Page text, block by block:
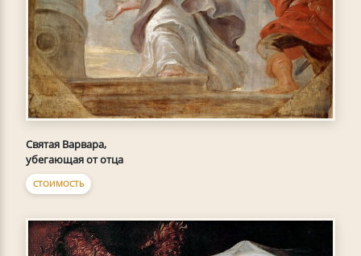
Святая Варвара,
убегающая от отца
СТОИМОСТЬ